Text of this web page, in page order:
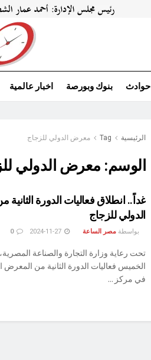
حوادث بنوك وبورصة اخبار عالمية
الرئيسية Tag معرض الدولي للزجاج
الوسم: معرض الدولي
غداً.. انطلاق فعاليات الدورة
الدولي للزجاج
بواسطة مصر الساعة 0
تحت رعاية وزارة التجارة والصناعة
الخميس فعاليات الدورة الثانية من المعرض
في مركز ...